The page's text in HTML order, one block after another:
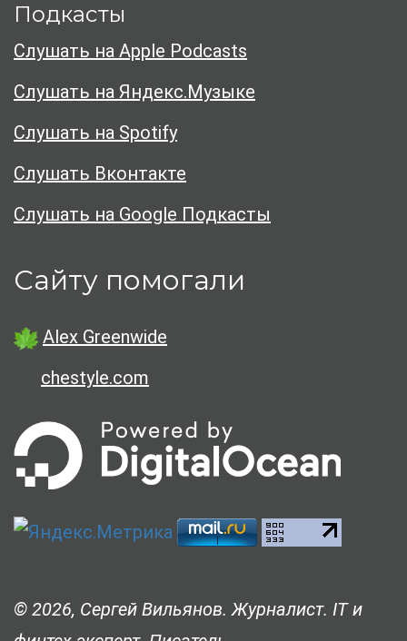
Подкасты
Слушать на Apple Podcasts
Слушать на Яндекс.Музыке
Слушать на Spotify
Слушать Вконтакте
Слушать на Google Подкасты
Сайту помогали
Alex Greenwide
chestyle.com
© 2026, Сергей Вильянов. Журналист. IT и